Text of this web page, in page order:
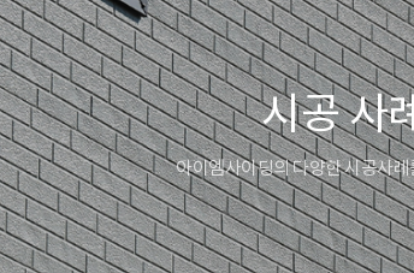
시공 사
아이엠사이딩의 다양한 시공사